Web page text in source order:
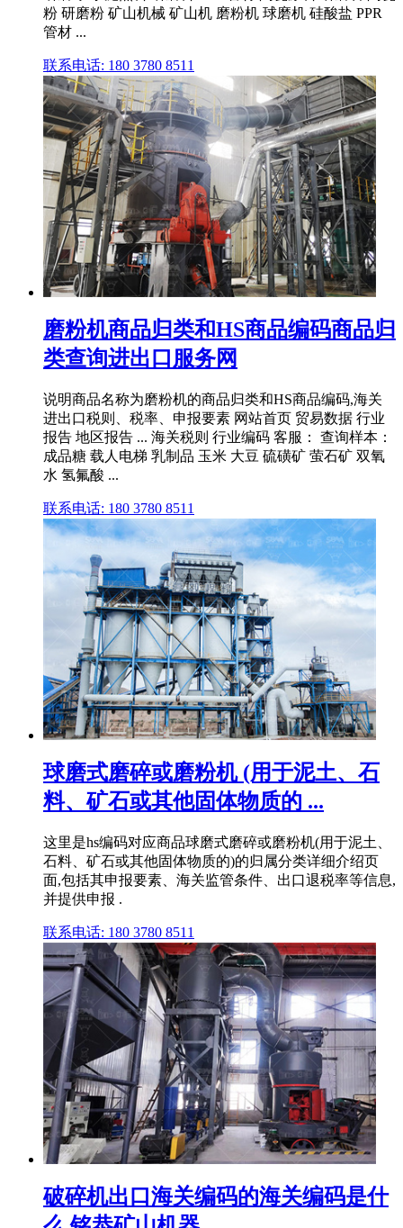
粉 研磨粉 矿山机械 矿山机 磨粉机 球磨机 硅酸盐 PPR
管材 ...
联系电话: 180 3780 8511
磨粉机商品归类和HS商品编码商品归
类查询进出口服务网
说明商品名称为磨粉机的商品归类和HS商品编码,海关
进出口税则、税率、申报要素 网站首页 贸易数据 行业
报告 地区报告 ... 海关税则 行业编码 客服： 查询样本：
成品糖 载人电梯 乳制品 玉米 大豆 硫磺矿 萤石矿 双氧
水 氢氟酸 ...
联系电话: 180 3780 8511
球磨式磨碎或磨粉机 (用于泥土、石
料、矿石或其他固体物质的 ...
这里是hs编码对应商品球磨式磨碎或磨粉机(用于泥土、
石料、矿石或其他固体物质的)的归属分类详细介绍页
面,包括其申报要素、海关监管条件、出口退税率等信息,
并提供申报 .
联系电话: 180 3780 8511
破碎机出口海关编码的海关编码是什